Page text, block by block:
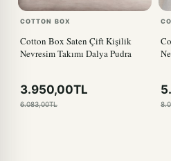
COTTON BOX
Cotton Box Saten Çift Kişilik
Nevresim Takımı Dalya Pudra
3.950,00TL
6.083,00TL